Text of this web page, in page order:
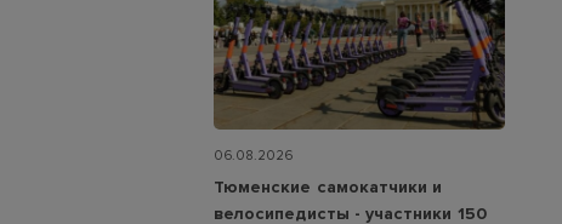
06.08.2026
Тюменские самокатчики и
велосипедисты - участники 150